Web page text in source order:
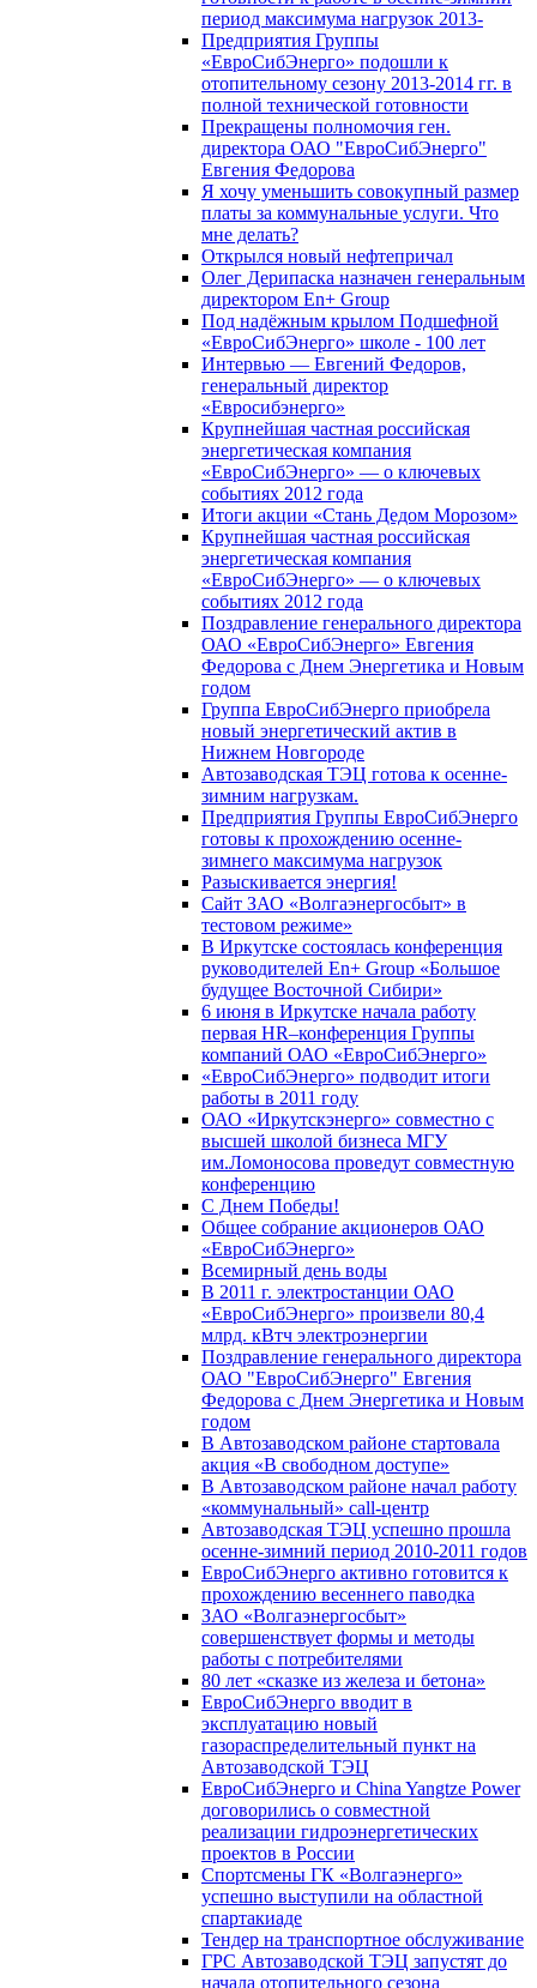
период максимума нагрузок 2013-
Предприятия Группы
«ЕвроСибЭнерго» подошли к
отопительному сезону 2013-2014 гг. в
полной технической готовности
Прекращены полномочия ген.
директора ОАО "ЕвроСибЭнерго"
Евгения Федорова
Я хочу уменьшить совокупный размер
платы за коммунальные услуги. Что
мне делать?
Открылся новый нефтепричал
Олег Дерипаска назначен генеральным
директором En+ Group
Под надёжным крылом Подшефной
«ЕвроСибЭнерго» школе - 100 лет
Интервью — Евгений Федоров,
генеральный директор
«Евросибэнерго»
Крупнейшая частная российская
энергетическая компания
«ЕвроСибЭнерго» — о ключевых
событиях 2012 года
Итоги акции «Стань Дедом Морозом»
Крупнейшая частная российская
энергетическая компания
«ЕвроСибЭнерго» — о ключевых
событиях 2012 года
Поздравление генерального директора
ОАО «ЕвроСибЭнерго» Евгения
Федорова с Днем Энергетика и Новым
годом
Группа ЕвроСибЭнерго приобрела
новый энергетический актив в
Нижнем Новгороде
Автозаводская ТЭЦ готова к осенне-
зимним нагрузкам.
Предприятия Группы ЕвроСибЭнерго
готовы к прохождению осенне-
зимнего максимума нагрузок
Разыскивается энергия!
Сайт ЗАО «Волгаэнергосбыт» в
тестовом режиме»
В Иркутске состоялась конференция
руководителей En+ Group «Большое
будущее Восточной Сибири»
6 июня в Иркутске начала работу
первая HR–конференция Группы
компаний ОАО «ЕвроСибЭнерго»
«ЕвроСибЭнерго» подводит итоги
работы в 2011 году
ОАО «Иркутскэнерго» совместно с
высшей школой бизнеса МГУ
им.Ломоносова проведут совместную
конференцию
С Днем Победы!
Общее собрание акционеров ОАО
«ЕвроСибЭнерго»
Всемирный день воды
В 2011 г. электростанции ОАО
«ЕвроСибЭнерго» произвели 80,4
млрд. кВтч электроэнергии
Поздравление генерального директора
ОАО "ЕвроСибЭнерго" Евгения
Федорова с Днем Энергетика и Новым
годом
В Автозаводском районе стартовала
акция «В свободном доступе»
В Автозаводском районе начал работу
«коммунальный» call-центр
Автозаводская ТЭЦ успешно прошла
осенне-зимний период 2010-2011 годов
ЕвроСибЭнерго активно готовится к
прохождению весеннего паводка
ЗАО «Волгаэнергосбыт»
совершенствует формы и методы
работы с потребителями
80 лет «сказке из железа и бетона»
ЕвроСибЭнерго вводит в
эксплуатацию новый
газораспределительный пункт на
Автозаводской ТЭЦ
ЕвроСибЭнерго и China Yangtze Power
договорились о совместной
реализации гидроэнергетических
проектов в России
Спортсмены ГК «Волгаэнерго»
успешно выступили на областной
спартакиаде
Тендер на транспортное обслуживание
ГРС Автозаводской ТЭЦ запустят до
начала отопительного сезона